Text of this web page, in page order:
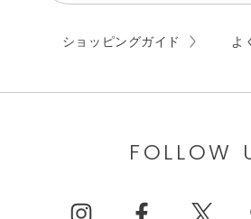
ショッピングガイド よ
FOLLOW